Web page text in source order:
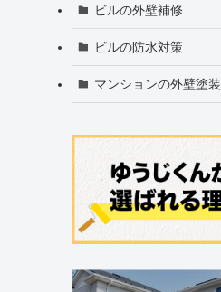
ビルの外壁補修
ビルの防水対策
マンションの外壁塗装